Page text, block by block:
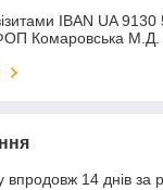
IBAN UA
Комаровська М.Д.
14 днів за